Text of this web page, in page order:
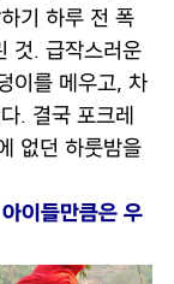
기 하루 전 폭
것. 급작스러운
이를 메우고, 차
. 결국 포크레
없던 하룻밤을
이들만큼은 우